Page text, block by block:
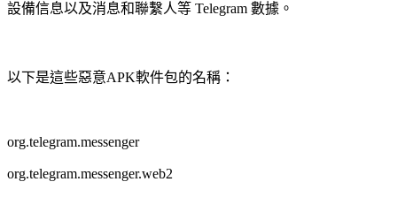
設備信息以及消息和聯繫人等 Telegram 數據。
以下是這些惡意APK軟件包的名稱：
org.telegram.messenger
org.telegram.messenger.web2